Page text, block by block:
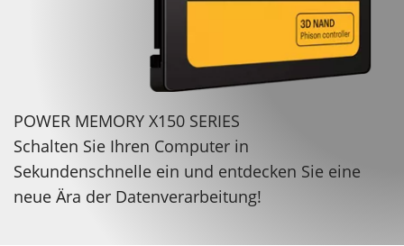
POWER MEMORY X150 SERIES
Schalten Sie Ihren Computer in
Sekundenschnelle ein und entdecken Sie eine
neue Ära der Datenverarbeitung!